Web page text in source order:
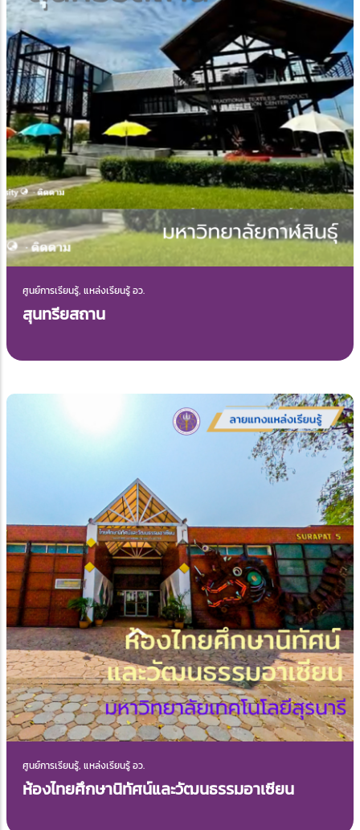
ศูนย์การเรียนรู้, แหล่งเรียนรู้ อว.
สุนทรียสถาน
ศูนย์การเรียนรู้, แหล่งเรียนรู้ อว.
ห้องไทยศึกษานิทัศน์และวัฒนธรรมอาเซียน